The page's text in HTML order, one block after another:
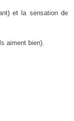
et la sensation de
aiment bien).